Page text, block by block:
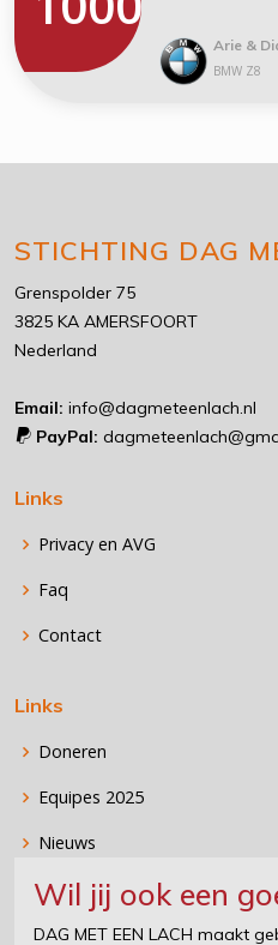
Arie &
BMW Z8
Wil jij ook een
DAG MET EEN LACH maakt
STICHTING DAG
Grenspolder 75
3825 KA AMERSFOORT
Nederland
Email: info@dagmeteenlach.nl
PayPal:
Links
Privacy en AVG
Faq
Contact
Links
Doneren
Equipes 2025
Nieuws
Stichting DAG MET EEN